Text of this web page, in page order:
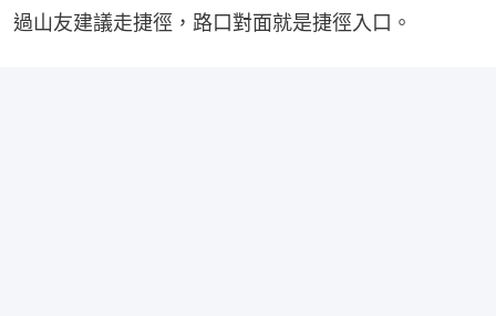
過山友建議走捷徑，路口對面就是捷徑入口。